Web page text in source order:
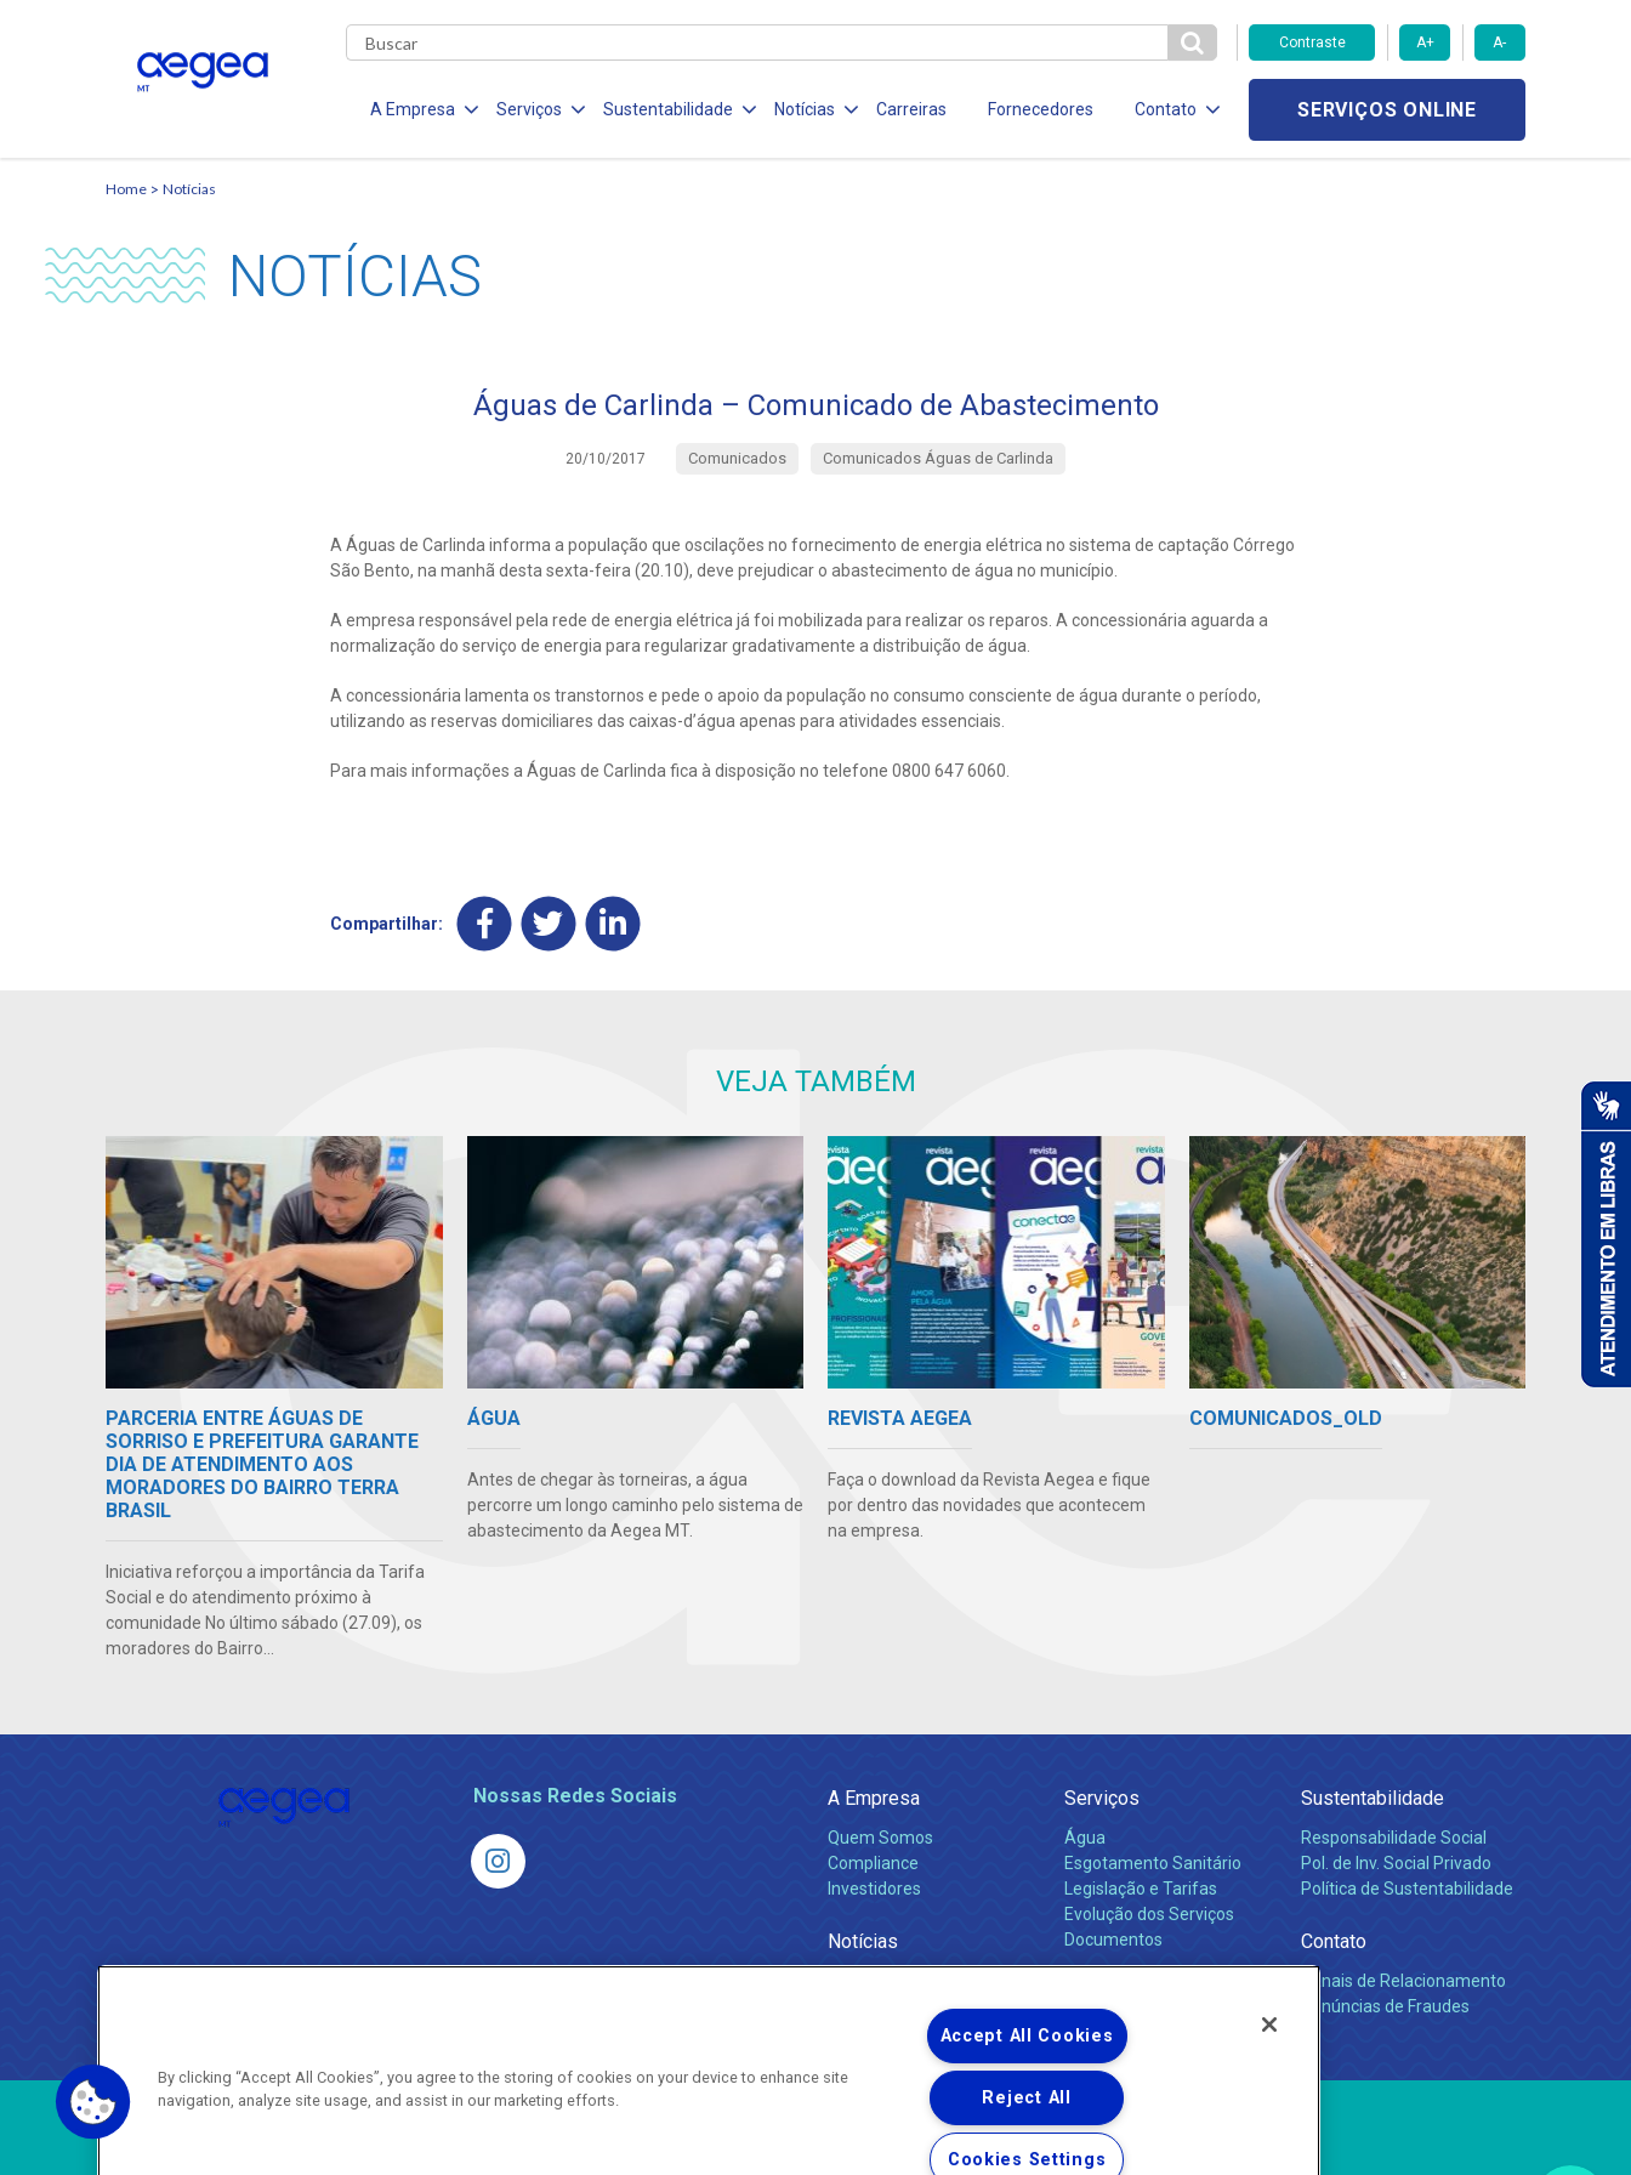
Contraste A+ A-
A Empresa Serviços Sustentabilidade Notícias Carreiras Fornecedores Contato SERVIÇOS ONLINE
Home Notícias
NOTÍCIAS
Águas de Carlinda – Comunicado de Abastecimento
20/10/2017 Comunicados Comunicados Águas de Carlinda
A Águas de Carlinda informa a população que oscilações no fornecimento de energia elétrica no sistema de captação Córrego
São Bento, na manhã desta sexta-feira (20.10), deve prejudicar o abastecimento de água no município.
A empresa responsável pela rede de energia elétrica já foi mobilizada para realizar os reparos. A concessionária aguarda a
normalização do serviço de energia para regularizar gradativamente a distribuição de água.
A concessionária lamenta os transtornos e pede o apoio da população no consumo consciente de água durante o período,
utilizando as reservas domiciliares das caixas-d’água apenas para atividades essenciais.
Para mais informações a Águas de Carlinda fica à disposição no telefone 0800 647 6060.
Compartilhar:
VEJA TAMBÉM
PARCERIA ENTRE ÁGUAS DE
SORRISO E PREFEITURA GARANTE
DIA DE ATENDIMENTO AOS
MORADORES DO BAIRRO TERRA
BRASIL
Iniciativa reforçou a importância da Tarifa
Social e do atendimento próximo à
comunidade No último sábado (27.09), os
moradores do Bairro...
ÁGUA
Antes de chegar às torneiras, a água
percorre um longo caminho pelo sistema de
abastecimento da Aegea MT.
REVISTA AEGEA
Faça o download da Revista Aegea e fique
por dentro das novidades que acontecem
na empresa.
COMUNICADOS_OLD
Nossas Redes Sociais A Empresa
Quem Somos
Compliance
Investidores
Notícias
Serviços
Água
Esgotamento Sanitário
Legislação e Tarifas
Evolução dos Serviços
Documentos
Sustentabilidade
Responsabilidade Social
Pol. de Inv. Social Privado
Política de Sustentabilidade
Contato
Canais de Relacionamento
Denúncias de Fraudes
Copyright ® 2026 - Todos os Direitos Reservados.
By clicking “Accept All Cookies”, you agree to the storing of cookies on your device to enhance site
navigation, analyze site usage, and assist in our marketing efforts.
Accept All Cookies
Reject All
Cookies Settings